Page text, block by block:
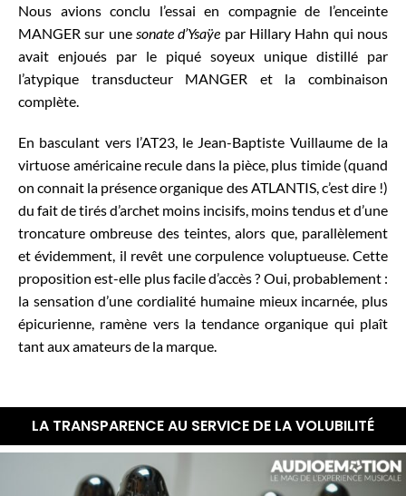
Nous avions conclu l’essai en compagnie de l’enceinte
MANGER sur une sonate d’Ysaÿe par Hillary Hahn qui nous
avait enjoués par le piqué soyeux unique distillé par
l’atypique transducteur MANGER et la combinaison
complète.
En basculant vers l’AT23, le Jean-Baptiste Vuillaume de la
virtuose américaine recule dans la pièce, plus timide (quand
on connait la présence organique des ATLANTIS, c’est dire !)
du fait de tirés d’archet moins incisifs, moins tendus et d’une
troncature ombreuse des teintes, alors que, parallèlement
et évidemment, il revêt une corpulence voluptueuse. Cette
proposition est-elle plus facile d’accès ? Oui, probablement :
la sensation d’une cordialité humaine mieux incarnée, plus
épicurienne, ramène vers la tendance organique qui plaît
tant aux amateurs de la marque.
LA TRANSPARENCE AU SERVICE DE LA VOLUBILITÉ